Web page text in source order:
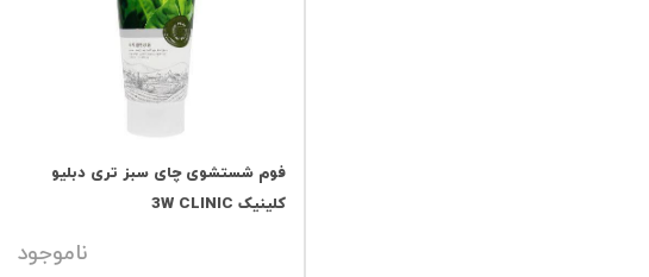
فوم شستشوی چای سبز تری دبلیو
کلینیک 3W CLINIC
ناموجود